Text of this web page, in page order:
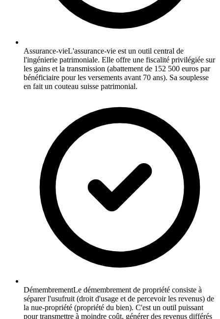
Assurance-vieL'assurance-vie est un outil central de
l'ingénierie patrimoniale. Elle offre une fiscalité privilégiée sur
les gains et la transmission (abattement de 152 500 euros par
bénéficiaire pour les versements avant 70 ans). Sa souplesse
en fait un couteau suisse patrimonial.
DémembrementLe démembrement de propriété consiste à
séparer l'usufruit (droit d'usage et de percevoir les revenus) de
la nue-propriété (propriété du bien). C'est un outil puissant
pour transmettre à moindre coût, générer des revenus différés